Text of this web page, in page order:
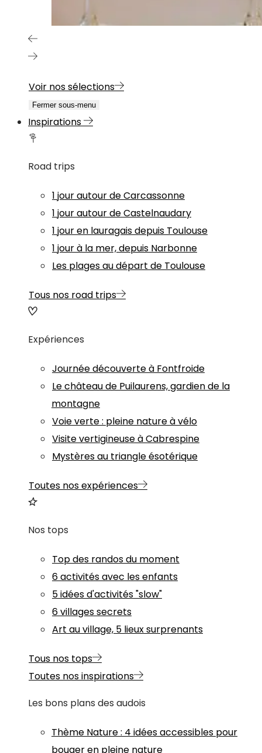
Voir nos sélections
Fermer sous-menu
Inspirations
Road trips
1 jour autour de Carcassonne
1 jour autour de Castelnaudary
1 jour en lauragais depuis Toulouse
1 jour à la mer, depuis Narbonne
Les plages au départ de Toulouse
Tous nos road trips
Expériences
Journée découverte à Fontfroide
Le château de Puilaurens, gardien de la
montagne
Voie verte : pleine nature à vélo
Visite vertigineuse à Cabrespine
Mystères au triangle ésotérique
Toutes nos expériences
Nos tops
Top des randos du moment
6 activités avec les enfants
5 idées d'activités "slow"
6 villages secrets
Art au village, 5 lieux surprenants
Tous nos tops
Toutes nos inspirations
Les bons plans des audois
Thème Nature: 4 idées accessibles pour
bouger en pleine nature